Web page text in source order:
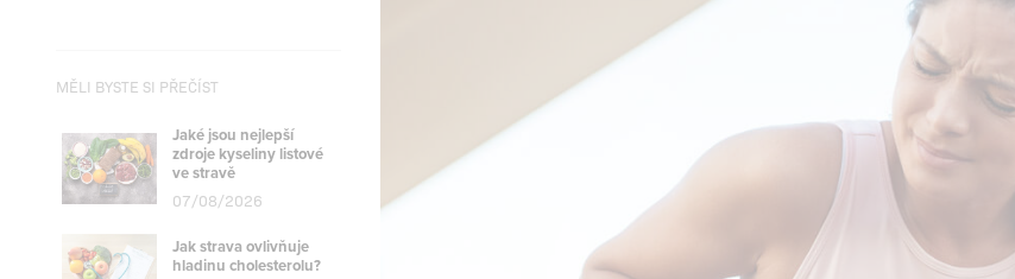
MĚLI BYSTE SI PŘEČÍST
Jaké jsou nejlepší
zdroje kyseliny listové
ve stravě
07/08/2026
Jak strava ovlivňuje
hladinu cholesterolu?